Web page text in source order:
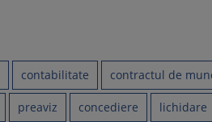
contabilitate contractul de
preaviz concediere lichidare